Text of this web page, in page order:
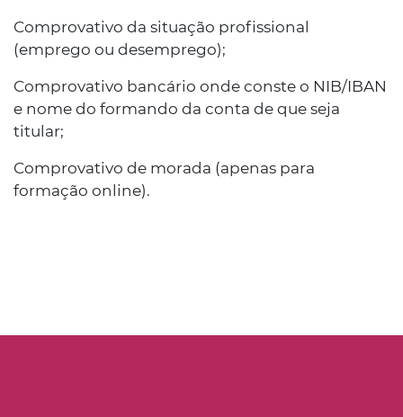
Comprovativo da situação profissional
(emprego ou desemprego);
Comprovativo bancário onde conste o NIB/IBAN
e nome do formando da conta de que seja
titular;
Comprovativo de morada (apenas para
formação online).